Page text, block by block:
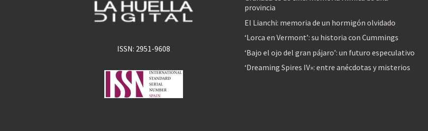
ISSN: 2951-9608
provincia
El Lianchi: memoria de un hormigón olvidado
‘Lorca en Vermont’: su historia con Cummings
‘Bajo el ojo del gran pájaro’: un futuro especulativo
‘Dreaming Spires IV»: entre anécdotas y misterios